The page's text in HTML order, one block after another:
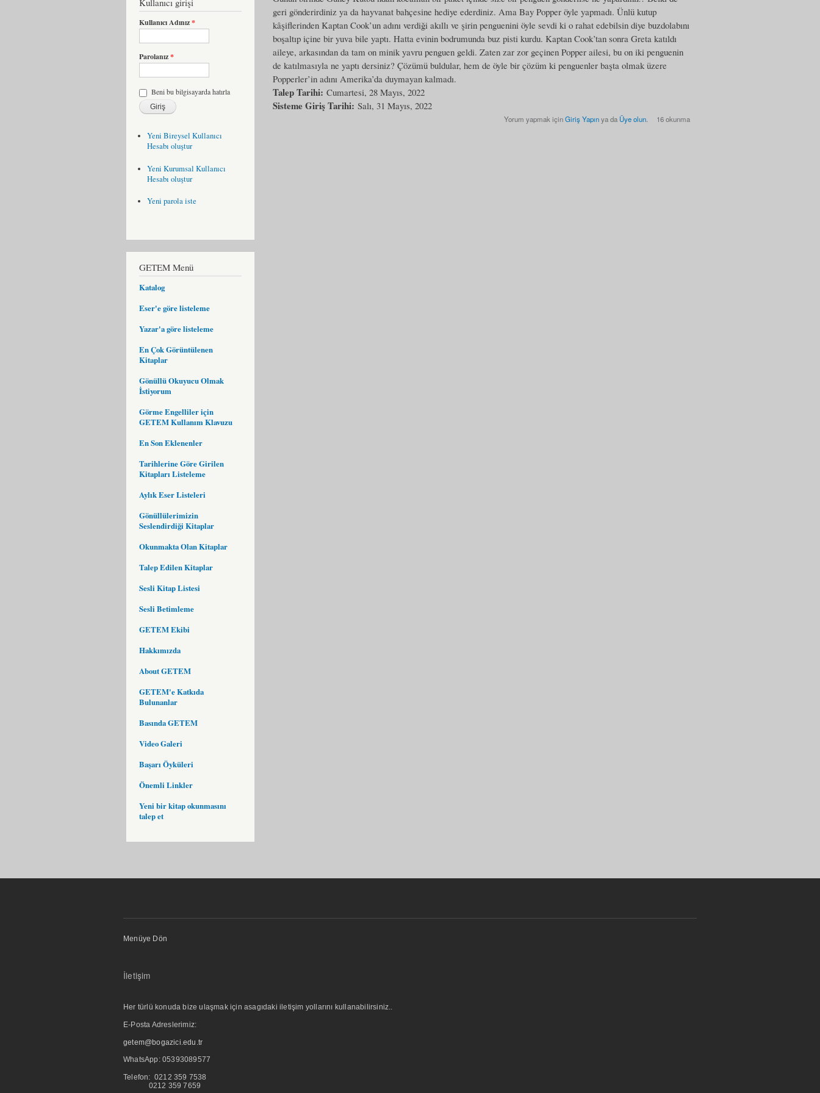
Kullanıcı Adınız*
Parolanız*
Beni bu bilgisayarda hatırla
Yeni Bireysel Kullanıcı
Hesabı oluştur
Yeni Kurumsal Kullanıcı
Hesabı oluştur
Yeni parola iste
GETEM Menü
Katalog
Eser'e göre listeleme
Yazar'a göre listeleme
En Çok Görüntülenen
Kitaplar
Gönüllü Okuyucu Olmak
İstiyorum
Görme Engelliler için
GETEM Kullanım Klavuzu
En Son Eklenenler
Tarihlerine Göre Girilen
Kitapları Listeleme
Aylık Eser Listeleri
Gönüllülerimizin
Seslendirdiği Kitaplar
Okunmakta Olan Kitaplar
Talep Edilen Kitaplar
Sesli Kitap Listesi
Sesli Betimleme
GETEM Ekibi
Hakkımızda
About GETEM
GETEM'e Katkıda
Bulunanlar
Basında GETEM
Video Galeri
Başarı Öyküleri
Önemli Linkler
Yeni bir kitap okunmasını
talep et
geri gönderirdiniz ya da hayvanat bahçesine hediye ederdiniz. Ama Bay Popper öyle yapmadı. Ünlü kutup
kâşiflerinden Kaptan Cook’un adını verdiği akıllı ve şirin penguenini öyle sevdi ki o rahat edebilsin diye buzdolabını
boşaltıp içine bir yuva bile yaptı. Hatta evinin bodrumunda buz pisti kurdu. Kaptan Cook’tan sonra Greta katıldı
aileye, arkasından da tam on minik yavru penguen geldi. Zaten zar zor geçinen Popper ailesi, bu on iki penguenin
de katılmasıyla ne yaptı dersiniz? Çözümü buldular, hem de öyle bir çözüm ki penguenler başta olmak üzere
Popperler’in adını Amerika’da duymayan kalmadı.
Talep Tarihi: Cumartesi, 28 Mayıs, 2022
Sisteme Giriş Tarihi: Salı, 31 Mayıs, 2022
Yorum yapmak içinGiriş Yapınya da Üye olun. 16 okunma
Menüye Dön
İletişim
Her türlü konuda bize ulaşmak için asagıdaki iletişim yollarını kullanabilirsiniz..
E-Posta Adreslerimiz:
getem@bogazici.edu.tr
WhatsApp: 05393089577
Telefon: 0212 359 7538
0212 359 7659